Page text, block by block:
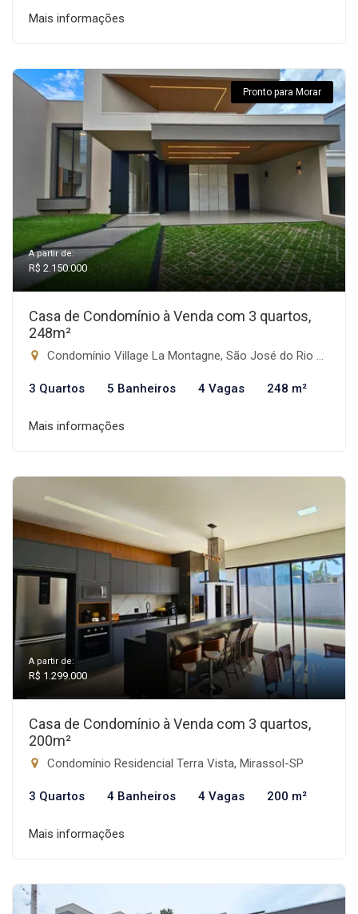
Mais informações
Pronto para Morar
A partir de:
R$ 2.150.000
Casa de Condomínio à Venda com 3 quartos,
248m²
Condomínio Village La Montagne, São José do Rio Preto-SP
3 Quartos 5 Banheiros 4 Vagas 248 m²
Mais informações
A partir de:
R$ 1.299.000
Casa de Condomínio à Venda com 3 quartos,
200m²
Condomínio Residencial Terra Vista, Mirassol-SP
3 Quartos 4 Banheiros 4 Vagas 200 m²
Mais informações